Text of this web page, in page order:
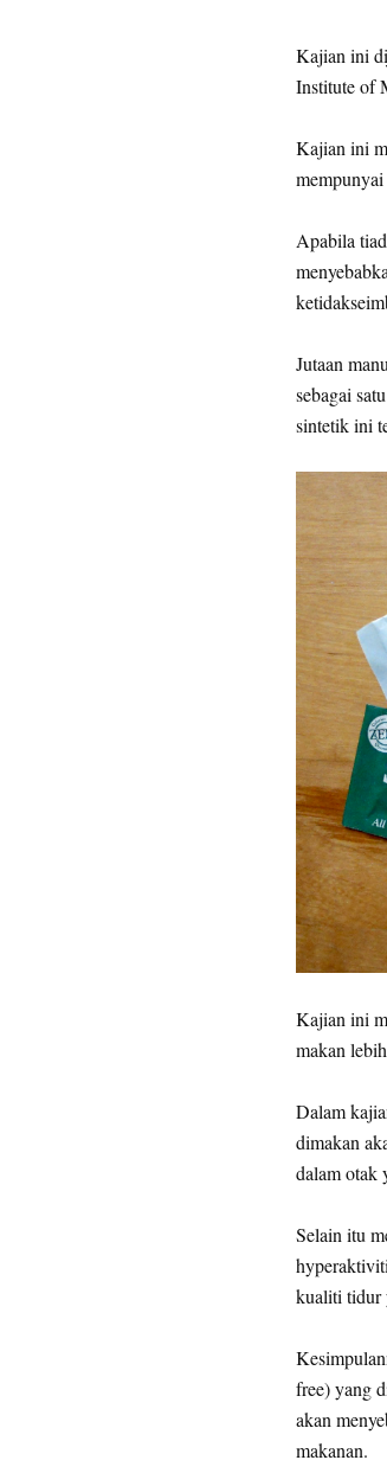
Kajian ini
Institute of
Kajian ini
mempunyai
Apabila
Jutaan
sebagai
sintetik ini
Kajian ini
makan
Dalam
dimakan
dalam otak
Selain itu
kualiti tidur
free) yang
akan
makanan.